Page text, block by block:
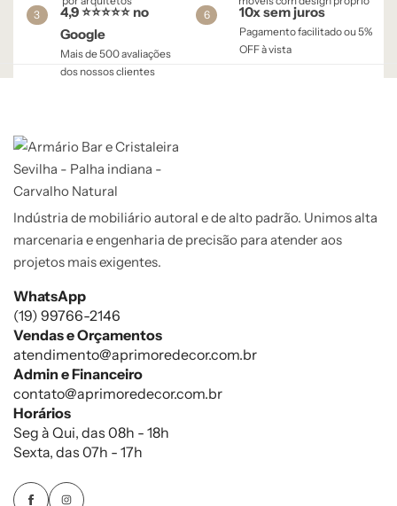
3
4,9 ⭐⭐⭐⭐⭐ no
Google
Mais de 500 avaliações
dos nossos clientes
6 10x sem juros
Pagamento facilitado ou 5%
OFF à vista​
Indústria de mobiliário autoral e de alto padrão. Unimos alta
marcenaria e engenharia de precisão para atender aos
projetos mais exigentes.
WhatsApp
(19) 99766-2146
Vendas e Orçamentos
atendimento@aprimoredecor.com.br
Admin e Financeiro
contato@aprimoredecor.com.br
Horários
Seg à Qui, das 08h - 18h
Sexta, das 07h - 17h